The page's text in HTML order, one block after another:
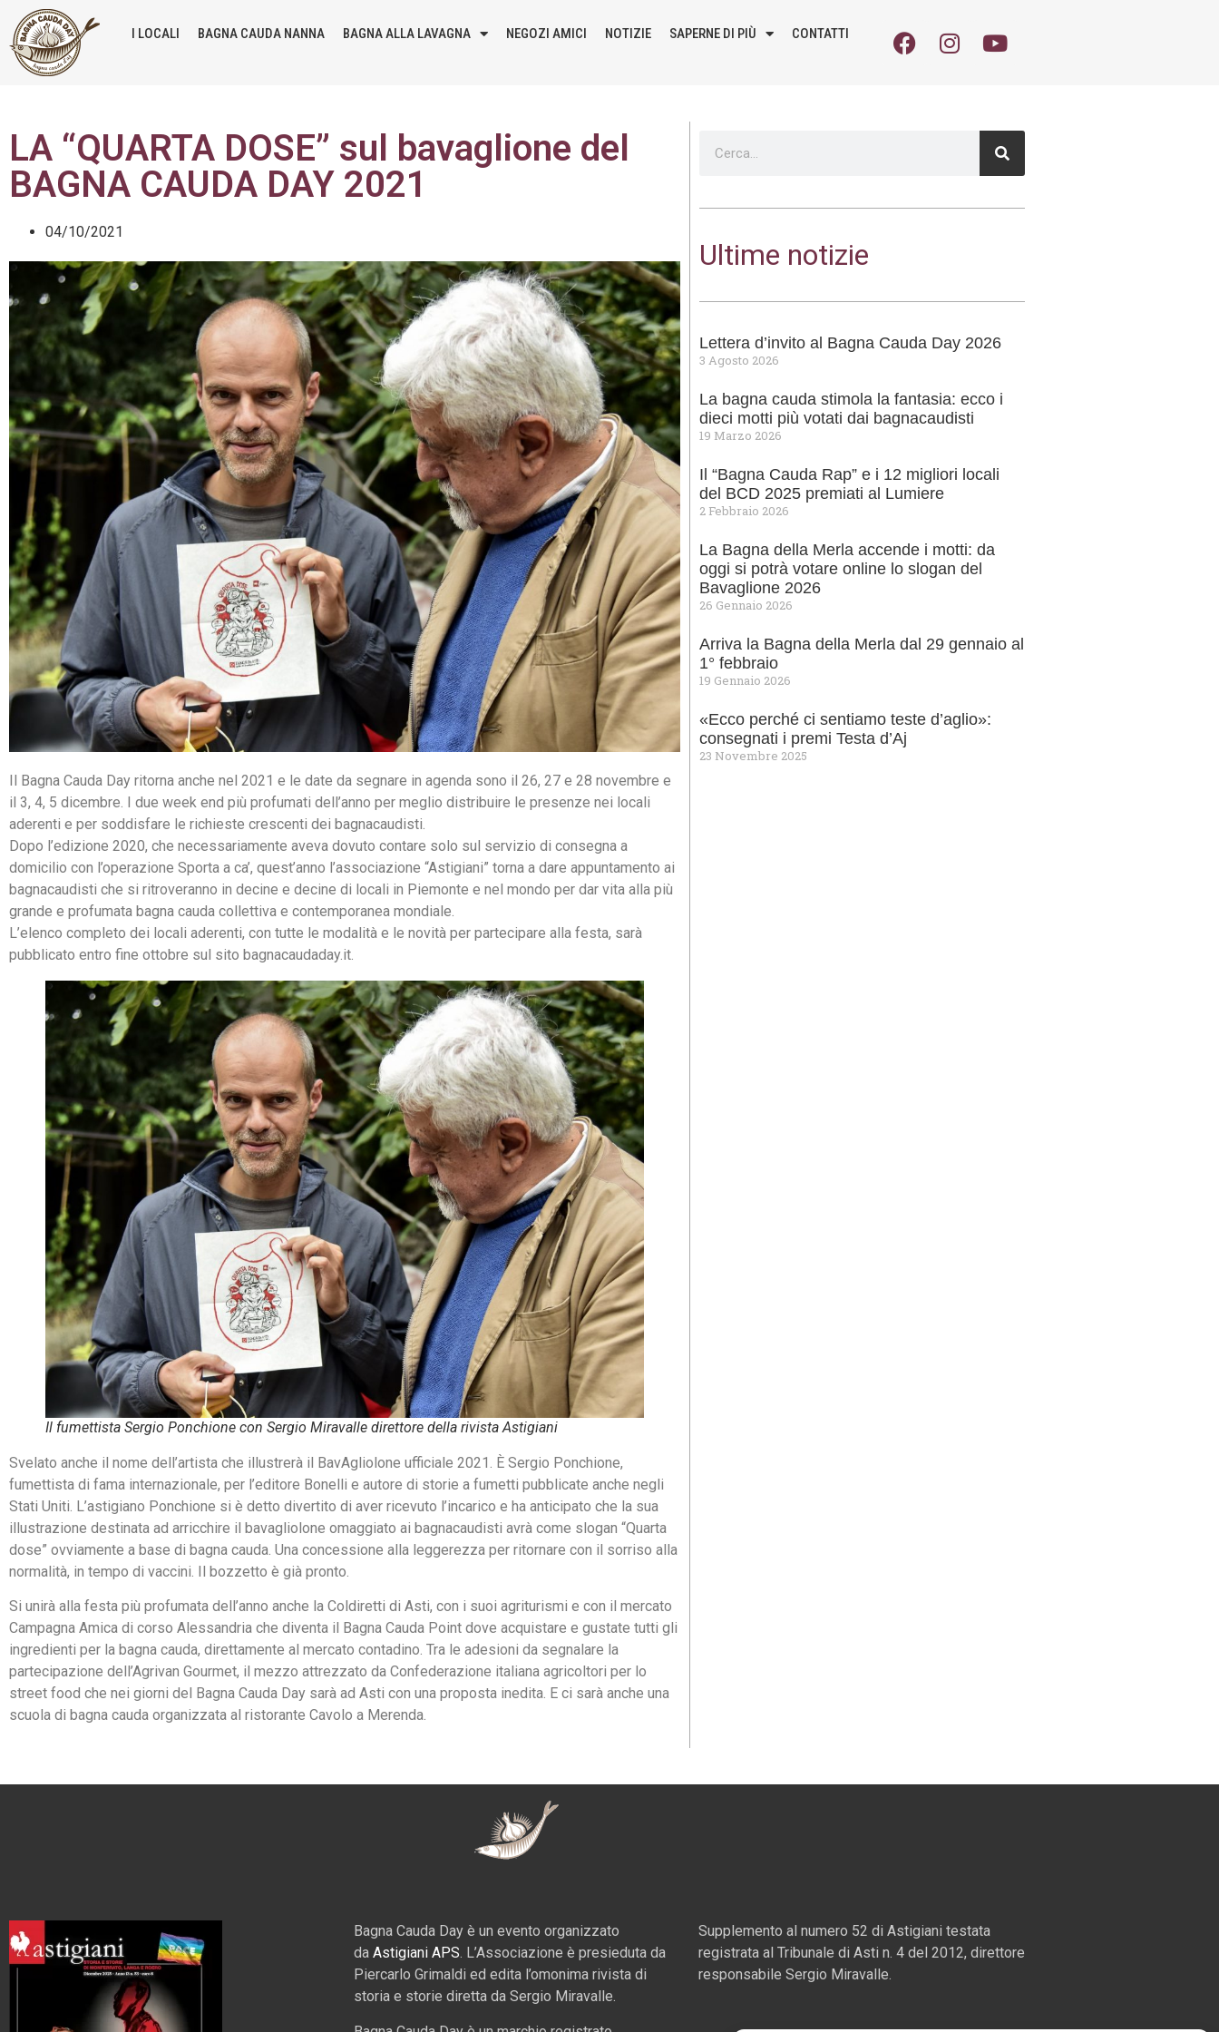
I LOCALI BAGNA CAUDA NANNA BAGNA ALLA LAVAGNA NEGOZI AMICI NOTIZIE SAPERNE DI PIÙ CONTATTI
LA “QUARTA DOSE” sul bavaglione del
BAGNA CAUDA DAY 2021
04/10/2021
Il Bagna Cauda Day ritorna anche nel 2021 e le date da segnare in agenda sono il 26, 27 e 28 novembre e
il 3, 4, 5 dicembre. I due week end più profumati dell’anno per meglio distribuire le presenze nei locali
aderenti e per soddisfare le richieste crescenti dei bagnacaudisti.
Dopo l’edizione 2020, che necessariamente aveva dovuto contare solo sul servizio di consegna a
domicilio con l’operazione Sporta a ca’, quest’anno l’associazione “Astigiani” torna a dare appuntamento ai
bagnacaudisti che si ritroveranno in decine e decine di locali in Piemonte e nel mondo per dar vita alla più
grande e profumata bagna cauda collettiva e contemporanea mondiale.
L’elenco completo dei locali aderenti, con tutte le modalità e le novità per partecipare alla festa, sarà
pubblicato entro fine ottobre sul sito bagnacaudaday.it.
Il fumettista Sergio Ponchione con Sergio Miravalle direttore della rivista Astigiani
Svelato anche il nome dell’artista che illustrerà il BavAgliolone ufficiale 2021. È Sergio Ponchione,
fumettista di fama internazionale, per l’editore Bonelli e autore di storie a fumetti pubblicate anche negli
Stati Uniti. L’astigiano Ponchione si è detto divertito di aver ricevuto l’incarico e ha anticipato che la sua
illustrazione destinata ad arricchire il bavagliolone omaggiato ai bagnacaudisti avrà come slogan “Quarta
dose” ovviamente a base di bagna cauda. Una concessione alla leggerezza per ritornare con il sorriso alla
normalità, in tempo di vaccini. Il bozzetto è già pronto.
Si unirà alla festa più profumata dell’anno anche la Coldiretti di Asti, con i suoi agriturismi e con il mercato
Campagna Amica di corso Alessandria che diventa il Bagna Cauda Point dove acquistare e gustate tutti gli
ingredienti per la bagna cauda, direttamente al mercato contadino. Tra le adesioni da segnalare la
partecipazione dell’Agrivan Gourmet, il mezzo attrezzato da Confederazione italiana agricoltori per lo
street food che nei giorni del Bagna Cauda Day sarà ad Asti con una proposta inedita. E ci sarà anche una
scuola di bagna cauda organizzata al ristorante Cavolo a Merenda.
Ultime notizie
Lettera d’invito al Bagna Cauda Day 2026
3 Agosto 2026
La bagna cauda stimola la fantasia: ecco i
dieci motti più votati dai bagnacaudisti
19 Marzo 2026
Il “Bagna Cauda Rap” e i 12 migliori locali
del BCD 2025 premiati al Lumiere
2 Febbraio 2026
La Bagna della Merla accende i motti: da
oggi si potrà votare online lo slogan del
Bavaglione 2026
26 Gennaio 2026
Arriva la Bagna della Merla dal 29 gennaio al
1° febbraio
19 Gennaio 2026
«Ecco perché ci sentiamo teste d’aglio»:
consegnati i premi Testa d’Aj
23 Novembre 2025
Bagna Cauda Day è un evento organizzato
da Astigiani APS. L’Associazione è presieduta da
Piercarlo Grimaldi ed edita l’omonima rivista di
storia e storie diretta da Sergio Miravalle.
Supplemento al numero 52 di Astigiani testata
registrata al Tribunale di Asti n. 4 del 2012, direttore
responsabile Sergio Miravalle.